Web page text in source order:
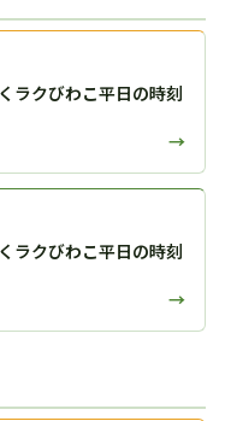
ラクびわこ平日の時刻
→
ラクびわこ平日の時刻
→